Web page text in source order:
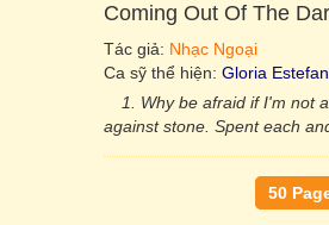
Coming Out Of The
Tác giả: Nhạc Ngoại
Ca sỹ thể hiện: Gloria Estefan
1. Why be afraid if I'm not
against stone. Spent each
50